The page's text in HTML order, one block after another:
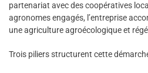
partenariat avec des coopératives
agronomes engagés, l’entreprise
une agriculture agroécologique et
Trois piliers structurent cette